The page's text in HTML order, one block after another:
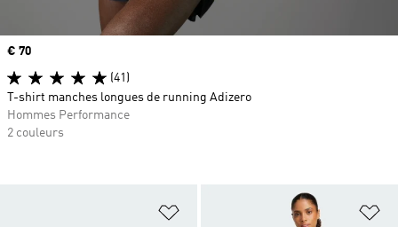
Ajouter à la Liste de produits
Prix
€ 70
(41)
T-shirt manches longues de running Adizero
Hommes Performance
2 couleurs